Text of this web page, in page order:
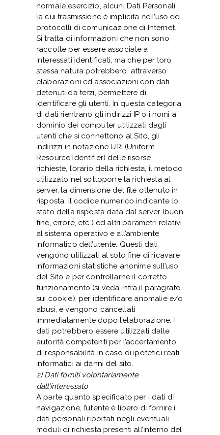
normale esercizio, alcuni Dati Personali
la cui trasmissione è implicita nell’uso dei
protocolli di comunicazione di Internet.
Si tratta di informazioni che non sono
raccolte per essere associate a
interessati identificati, ma che per loro
stessa natura potrebbero, attraverso
elaborazioni ed associazioni con dati
detenuti da terzi, permettere di
identificare gli utenti. In questa categoria
di dati rientrano gli indirizzi IP o i nomi a
dominio dei computer utilizzati dagli
utenti che si connettono al Sito, gli
indirizzi in notazione URI (Uniform
Resource Identifier) delle risorse
richieste, l’orario della richiesta, il metodo
utilizzato nel sottoporre la richiesta al
server, la dimensione del file ottenuto in
risposta, il codice numerico indicante lo
stato della risposta data dal server (buon
fine, errore, etc.) ed altri parametri relativi
al sistema operativo e all’ambiente
informatico dell’utente. Questi dati
vengono utilizzati al solo fine di ricavare
informazioni statistiche anonime sull’uso
del Sito e per controllarne il corretto
funzionamento (si veda infra il paragrafo
sui cookie), per identificare anomalie e/o
abusi, e vengono cancellati
immediatamente dopo l’elaborazione. I
dati potrebbero essere utilizzati dalle
autorità competenti per l’accertamento
di responsabilità in caso di ipotetici reati
informatici ai danni del sito.
2) Dati forniti volontariamente
dall’interessato
A parte quanto specificato per i dati di
navigazione, l’utente è libero di fornire i
dati personali riportati negli eventuali
moduli di richiesta presenti all’interno del